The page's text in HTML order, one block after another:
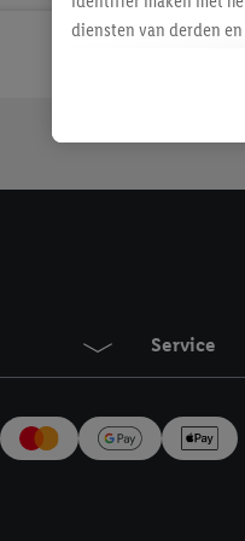
klant
Service
diensten van derden
Als je hiervoor
eerder interesse hebt
maar het niet te
mailadres en met
Onder "Aanpassen"
Door te klikken op
technieken worden
inclusief over de
trekken, vind je in onze
over de cookies die